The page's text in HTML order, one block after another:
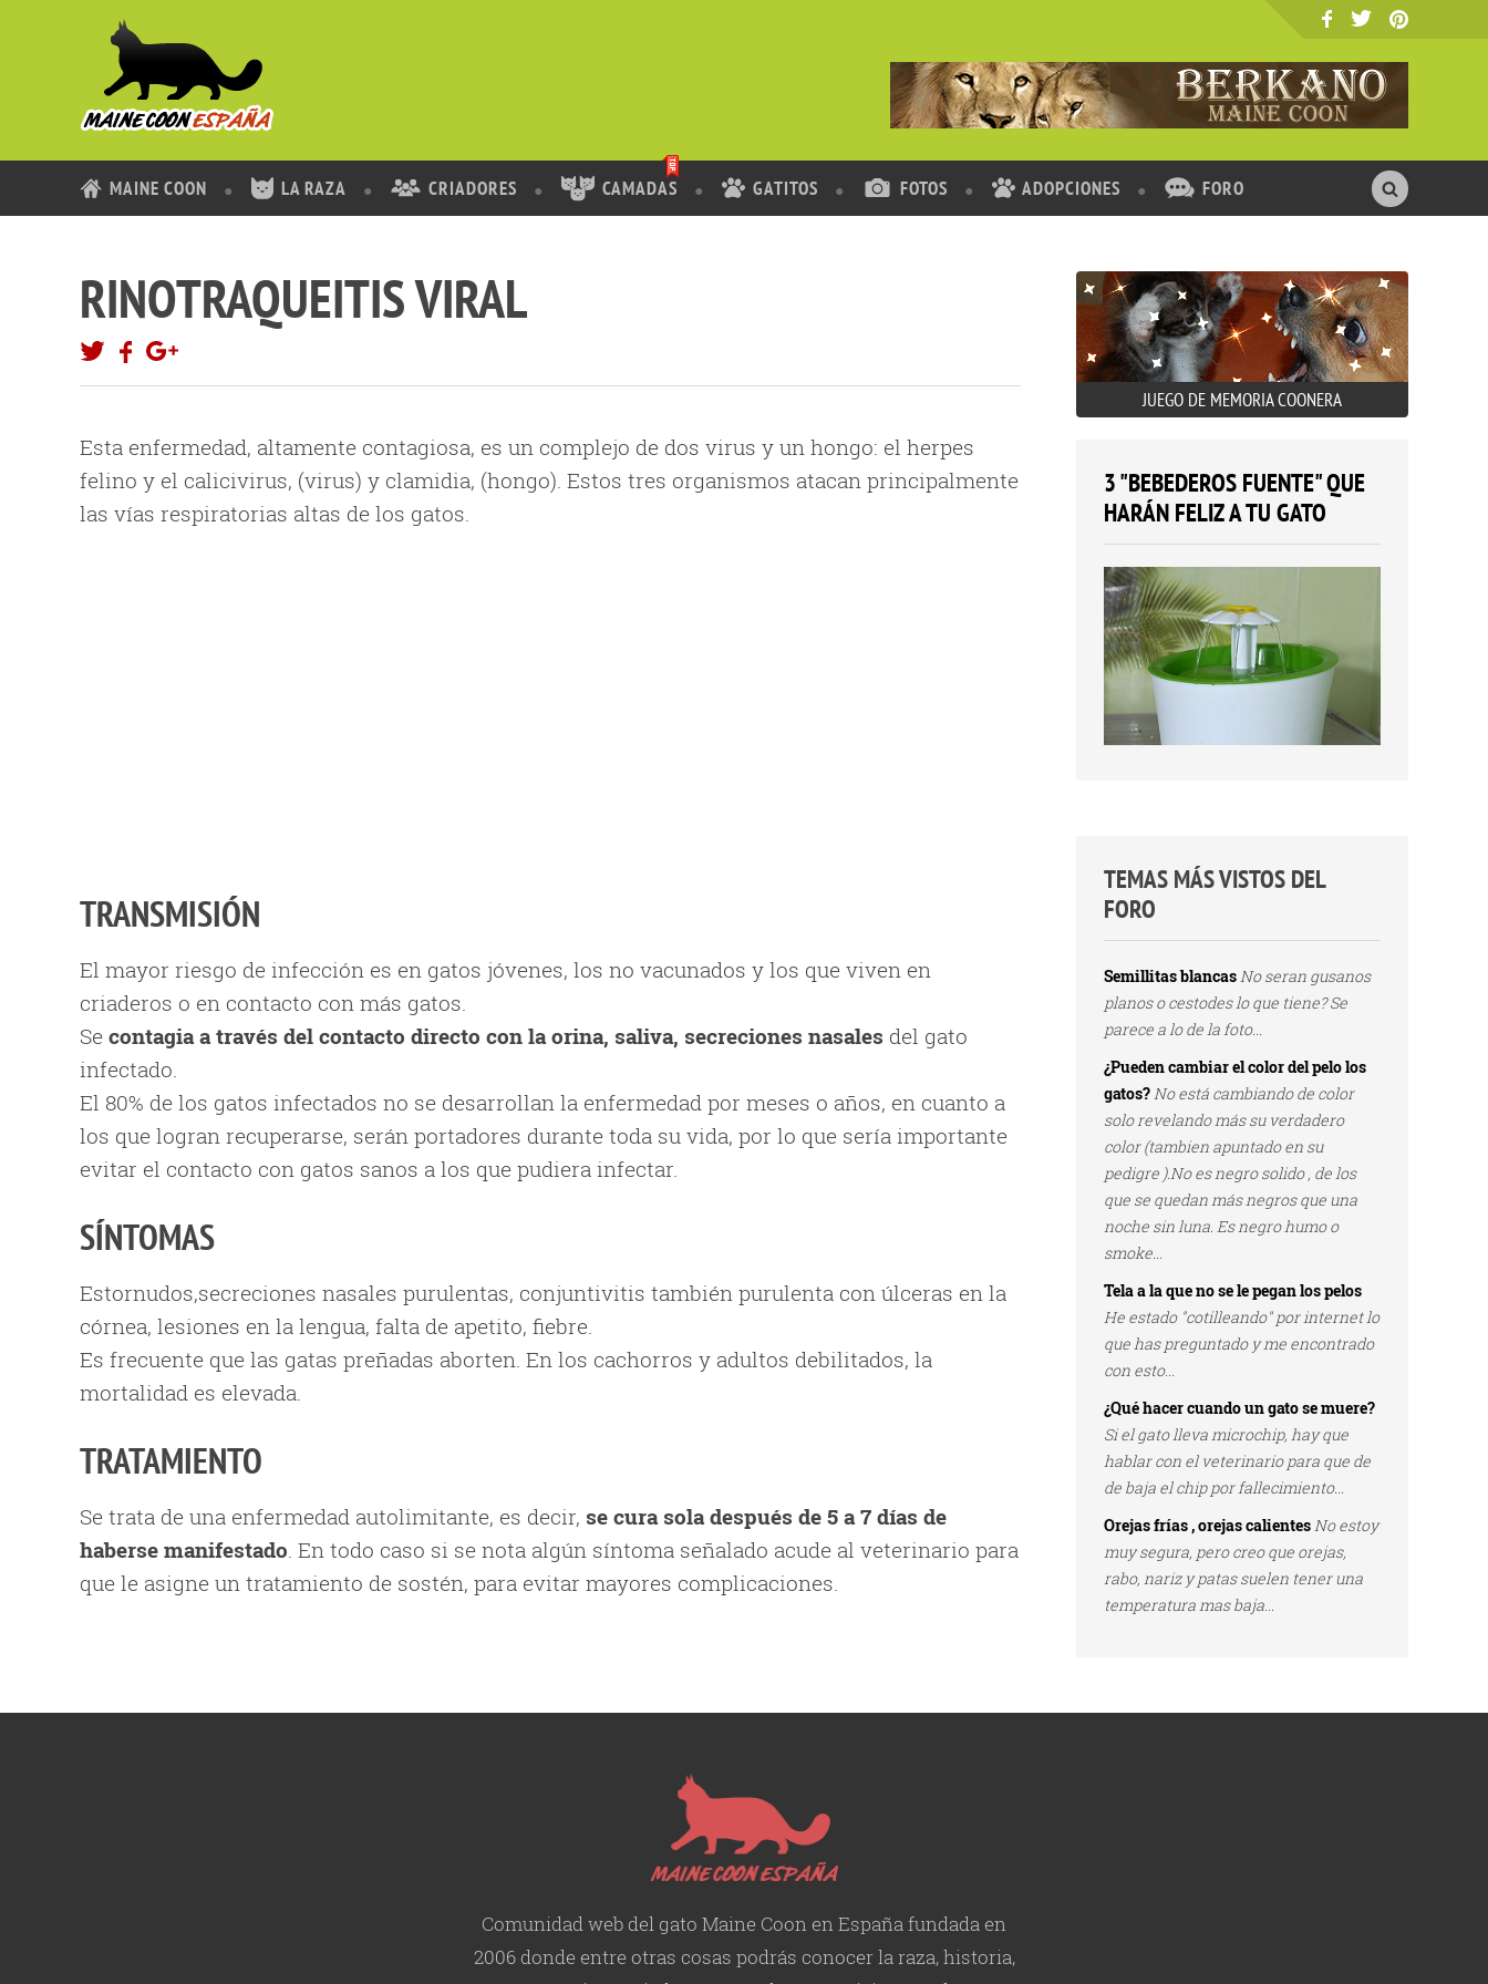
MAINE COON LA RAZA CRIADORES CAMADAS GATITOS FOTOS ADOPCIONES FORO
RINOTRAQUEITIS VIRAL
Esta enfermedad, altamente contagiosa, es un complejo de dos virus y un hongo: el herpes
felino y el calicivirus, (virus) y clamidia, (hongo). Estos tres organismos atacan principalmente
las vías respiratorias altas de los gatos.
TRANSMISIÓN
El mayor riesgo de infección es en gatos jóvenes, los no vacunados y los que viven en
criaderos o en contacto con más gatos.
Se contagia a través del contacto directo con la orina, saliva, secreciones nasales del gato
infectado.
El 80% de los gatos infectados no se desarrollan la enfermedad por meses o años, en cuanto a
los que logran recuperarse, serán portadores durante toda su vida, por lo que sería importante
evitar el contacto con gatos sanos a los que pudiera infectar.
SÍNTOMAS
Estornudos,secreciones nasales purulentas, conjuntivitis también purulenta con úlceras en la
córnea, lesiones en la lengua, falta de apetito, fiebre.
Es frecuente que las gatas preñadas aborten. En los cachorros y adultos debilitados, la
mortalidad es elevada.
TRATAMIENTO
Se trata de una enfermedad autolimitante, es decir, se cura sola después de 5 a 7 días de
haberse manifestado. En todo caso si se nota algún síntoma señalado acude al veterinario para
que le asigne un tratamiento de sostén, para evitar mayores complicaciones.
JUEGO DE MEMORIA COONERA
3 "BEBEDEROS FUENTE" QUE
HARÁN FELIZ A TU GATO
TEMAS MÁS VISTOS DEL
FORO
Semillitas blancasNo seran gusanos
planos o cestodes lo que tiene? Se
parece a lo de la foto...
¿Pueden cambiar el color del pelo los
gatos?No está cambiando de color
solo revelando más su verdadero
color (tambien apuntado en su
pedigre ).No es negro solido , de los
que se quedan más negros que una
noche sin luna. Es negro humo o
smoke...
Tela a la que no se le pegan los pelos
He estado "cotilleando" por internet lo
que has preguntado y me encontrado
con esto...
¿Qué hacer cuando un gato se muere?
Si el gato lleva microchip, hay que
hablar con el veterinario para que de
de baja el chip por fallecimiento...
Orejas frías , orejas calientesNo estoy
muy segura, pero creo que orejas,
rabo, nariz y patas suelen tener una
temperatura mas baja...
Comunidad web del gato Maine Coon en España fundada en
2006 donde entre otras cosas podrás conocer la raza, historia,